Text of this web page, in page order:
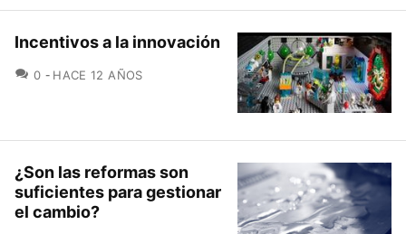
Incentivos a la innovación
0 COMENTARIOS
HACE 12 AÑOS
¿Son las reformas son
suficientes para gestionar
el cambio?